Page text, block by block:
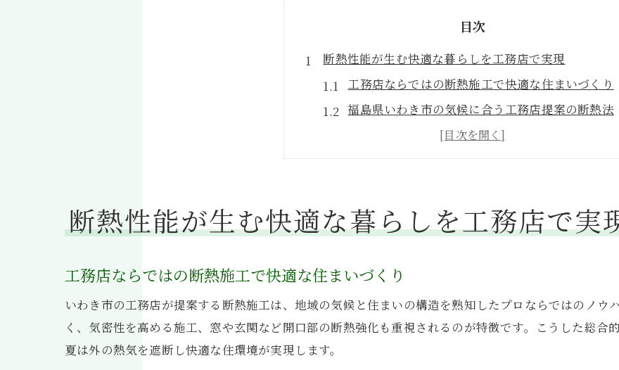
目次
断熱性能が生む快適な暮らしを工務店で実現
工務店ならではの断熱施工で快適な住まいづくり
福島県いわき市の気候に合う工務店提案の断熱法
断熱と結露対策で叶える家族の健康な暮らし
福島県いわき市で結露ゼロを目指す対策術
工務店が教える結露防止と断熱の最新対策
断熱と気密で結露を防ぐ工務店のポイント
補助金を活かす結露対策リフォームの賢い進め方
住宅省エネ2026に対応した工務店選びのコツ
断熱性能が生む快適な暮らしを工務店で実
工務店ならではの断熱施工で快適な住まいづくり
いわき市の工務店が提案する断熱施工は、地域の気候と住まいの構造を熟知したプロならではのノウ
く、気密性を高める施工、窓や玄関など開口部の断熱強化も重視されるのが特徴です。こうした総合
夏は外の熱気を遮断し快適な住環境が実現します。